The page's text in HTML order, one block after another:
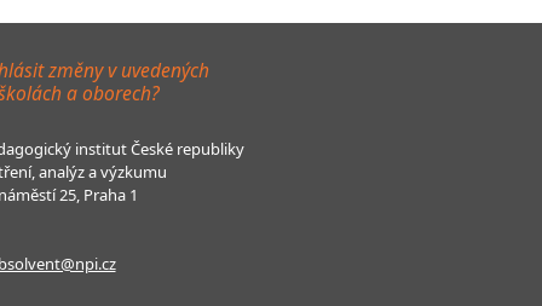
změny v uvedených
a oborech?
institut České republiky
analýz a výzkumu
25, Praha 1